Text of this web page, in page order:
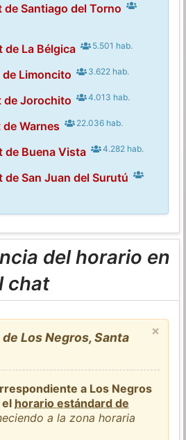
de Santiago del Torno
de La Bélgica 5.501 hab.
de Limoncito 3.622 hab.
de Jorochito 4.013 hab.
de Warnes 22.036 hab.
de Buena Vista 4.282 hab.
de San Juan del Surutú
del horario en
chat
×
Los Negros, Santa
a Los Negros
horario estándard de
a la zona horaria